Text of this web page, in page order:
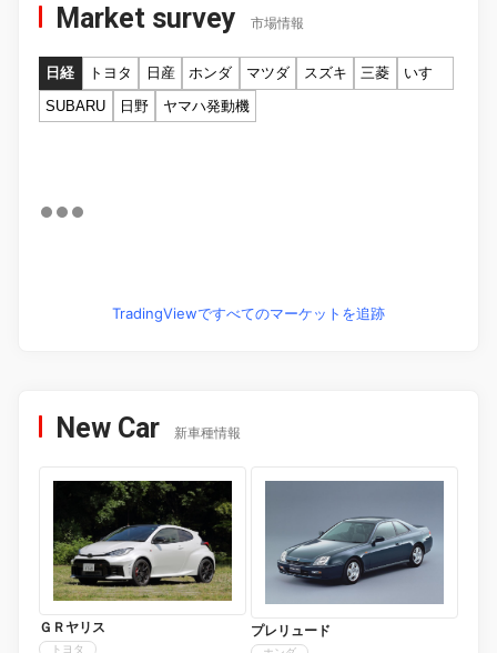
Market survey 市場情報
日経 トヨタ 日産 ホンダ マツダ スズキ 三菱
いすゞ
SUBARU
日野 ヤマハ発動機
TradingViewですべてのマーケットを追跡
New Car 新車種情報
ＧＲヤリス
トヨタ
プレリュード